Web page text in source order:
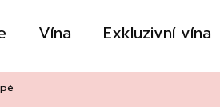
Vína Exkluzivní vína